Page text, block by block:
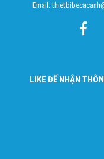
Email:
LIKE ĐỂ NHẬN